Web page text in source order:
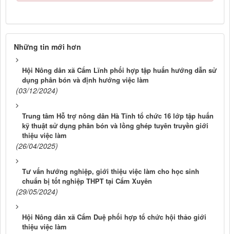
Những tin mới hơn
Hội Nông dân xã Cẩm Lĩnh phối hợp tập huấn hướng dẫn sử
dụng phân bón và định hướng việc làm
(03/12/2024)
Trung tâm Hỗ trợ nông dân Hà Tĩnh tổ chức 16 lớp tập huấn
kỹ thuật sử dụng phân bón và lồng ghép tuyên truyền giới
thiệu việc làm
(26/04/2025)
Tư vấn hướng nghiệp, giới thiệu việc làm cho học sinh
chuẩn bị tốt nghiệp THPT tại Cẩm Xuyên
(29/05/2024)
Hội Nông dân xã Cẩm Duệ phối hợp tổ chức hội thảo giới
thiệu việc làm